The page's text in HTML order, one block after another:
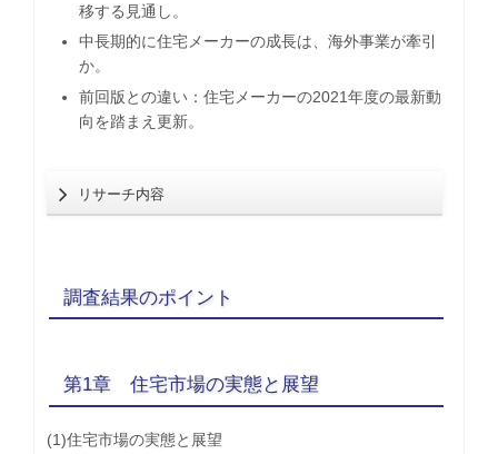
移する見通し。
中長期的に住宅メーカーの成長は、海外事業が牽引
か。
前回版との違い：住宅メーカーの2021年度の最新動
向を踏まえ更新。
リサーチ内容
調査結果のポイント
第1章 住宅市場の実態と展望
(1)住宅市場の実態と展望